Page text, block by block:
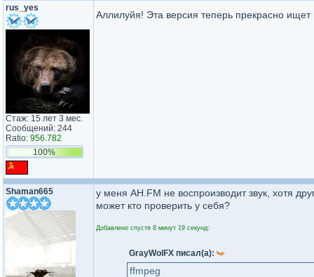
rus_yes
Стаж: 15 лет 3 мес.
Сообщений: 244
Ratio: 956.782
100%
Аллилуйя! Эта версия теперь прекрасно
Shaman665
у меня AH.FM не воспроизводит звук, хотя
может кто проверить у себя?
Добавлено спустя 8 минут 19 секунд:
GrayWolFX писал(а):
ffmpeg